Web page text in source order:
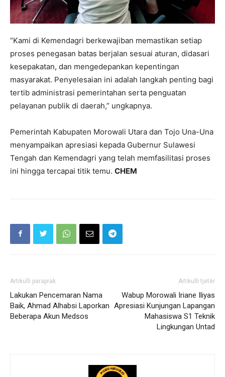
“Kami di Kemendagri berkewajiban memastikan setiap
proses penegasan batas berjalan sesuai aturan, didasari
kesepakatan, dan mengedepankan kepentingan
masyarakat. Penyelesaian ini adalah langkah penting bagi
tertib administrasi pemerintahan serta penguatan
pelayanan publik di daerah,” ungkapnya.
Pemerintah Kabupaten Morowali Utara dan Tojo Una-Una
menyampaikan apresiasi kepada Gubernur Sulawesi
Tengah dan Kemendagri yang telah memfasilitasi proses
ini hingga tercapai titik temu. CHEM
Artikulli paraprak
Lakukan Pencemaran Nama
Baik, Ahmad Alhabsi Laporkan
Beberapa Akun Medsos
Artikulli tjetër
Wabup Morowali Iriane Iliyas
Apresiasi Kunjungan Lapangan
Mahasiswa S1 Teknik
Lingkungan Untad